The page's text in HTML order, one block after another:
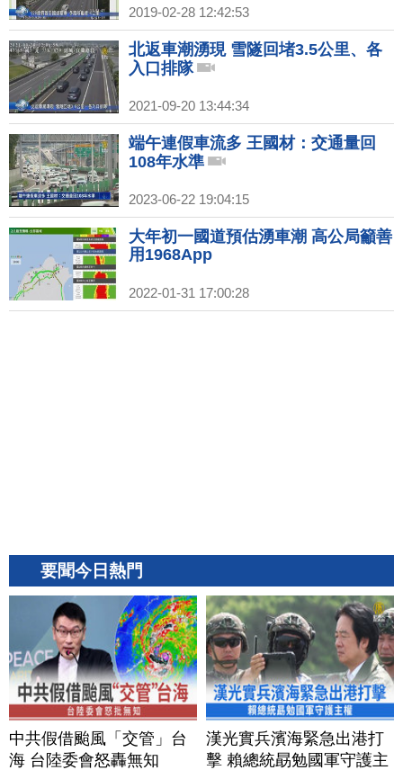
2019-02-28 12:42:53
北返車潮湧現 雪隧回堵3.5公里、各
入口排隊
2021-09-20 13:44:34
端午連假車流多 王國材：交通量回
108年水準
2023-06-22 19:04:15
大年初一國道預估湧車潮 高公局籲善
用1968App
2022-01-31 17:00:28
要聞今日熱門
中共假借颱風「交管」台
海 台陸委會怒轟無知
漢光實兵濱海緊急出港打
擊 賴總統勗勉國軍守護主